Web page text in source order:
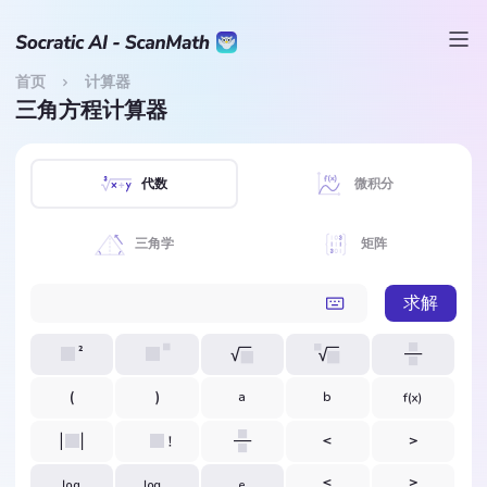
首页 计算器
三角方程计算器
代数 微积分
三角学 矩阵
求解